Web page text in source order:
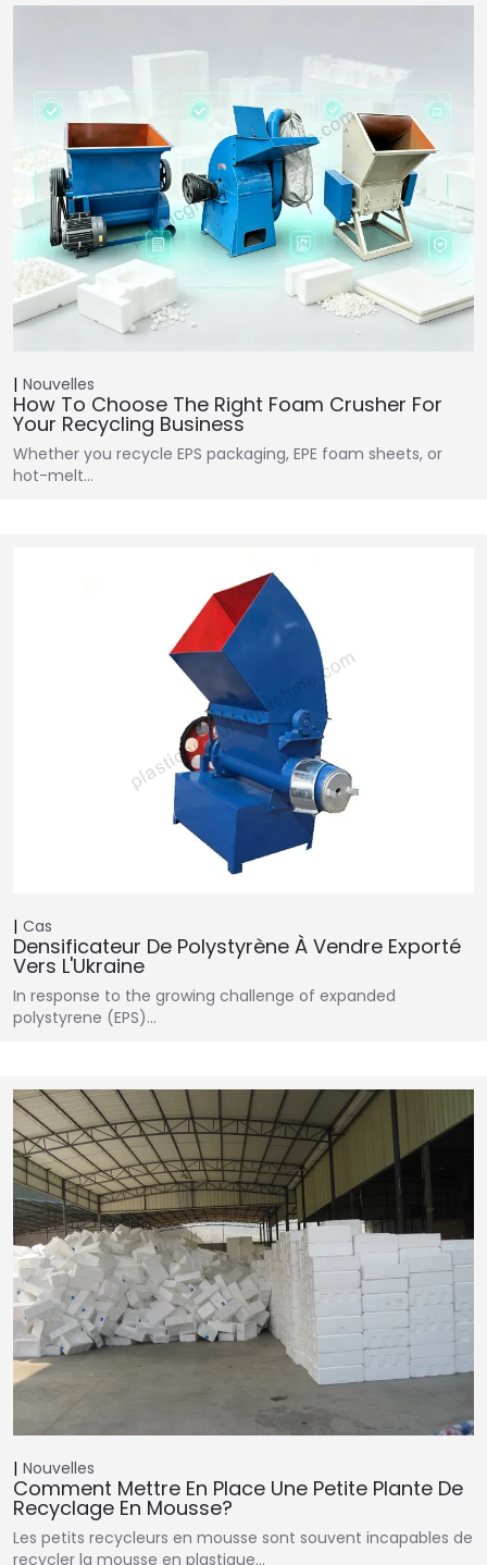
Nouvelles
How To Choose The Right Foam Crusher For
Your Recycling Business
Whether you recycle EPS packaging, EPE foam sheets, or
hot-melt…
Cas
Densificateur De Polystyrène À Vendre Exporté
Vers L'Ukraine
In response to the growing challenge of expanded
polystyrene (EPS)…
Nouvelles
Comment Mettre En Place Une Petite Plante De
Recyclage En Mousse?
Les petits recycleurs en mousse sont souvent incapables de
recycler la mousse en plastique…